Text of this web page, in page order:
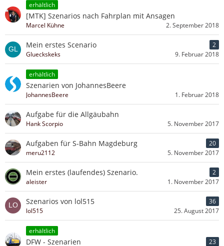
erhältlich
[MTK] Szenarios nach Fahrplan mit Ansagen
Marcel Kühne 2. September 2018
Mein erstes Scenario
2
Glueckskeks
9. Februar 2018
erhältlich
Szenarien von JohannesBeere
JohannesBeere 1. Februar 2018
Aufgabe für die Allgäubahn
Hank Scorpio 5. November 2017
Aufgaben für S-Bahn Magdeburg
20
meru2112
5. November 2017
Mein erstes (laufendes) Szenario.
2
aleister
1. November 2017
Szenarios von lol515
36
lol515
25. August 2017
erhältlich
DFW - Szenarien
23